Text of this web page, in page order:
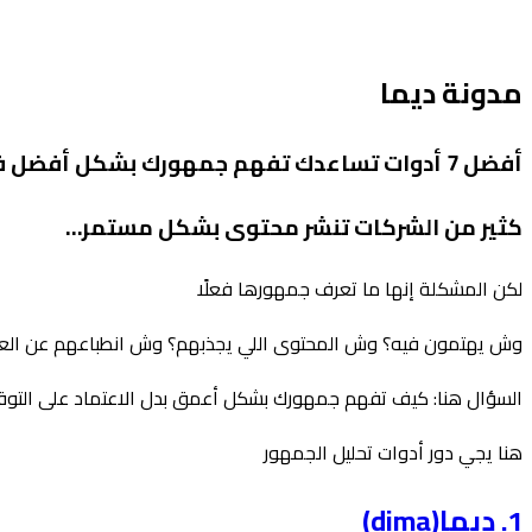
مدونة ديما
أفضل 7 أدوات تساعدك تفهم جمهورك بشكل أفضل في 2026
كثير من الشركات تنشر محتوى بشكل مستمر…
لكن المشكلة إنها ما تعرف جمهورها فعلًا
وش يهتمون فيه؟ وش المحتوى اللي يجذبهم؟ وش انطباعهم عن
السؤال هنا: كيف تفهم جمهورك بشكل أعمق بدل الاعتماد على
هنا يجي دور أدوات تحليل الجمهور
1. ديما(dima)